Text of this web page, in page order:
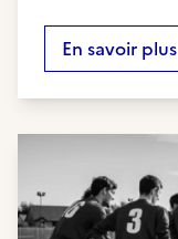
En savoir plus